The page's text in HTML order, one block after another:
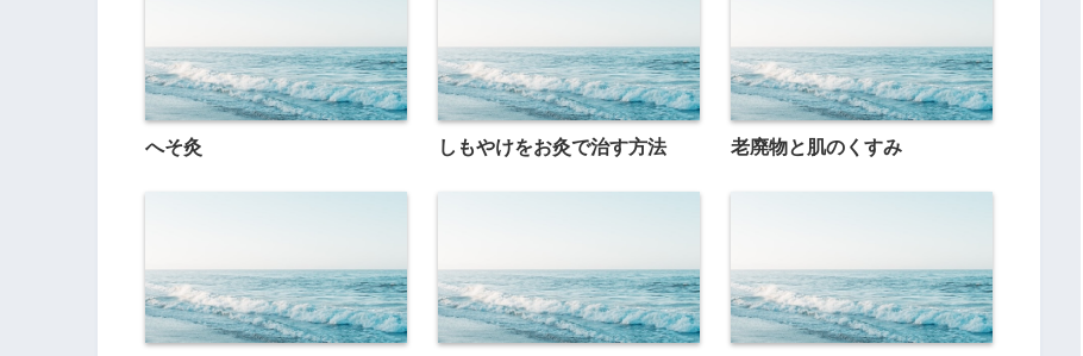
へそ灸 しもやけをお灸で治す方法 老廃物と肌のくすみ